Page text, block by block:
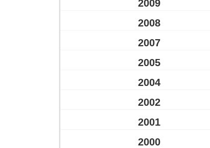
2009
2008
2007
2005
2004
2002
2001
2000